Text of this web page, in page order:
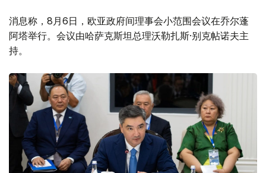
消息称，8月6日，欧亚政府间理事会小范围会议在乔尔蓬
阿塔举行。会议由哈萨克斯坦总理沃勒扎斯·别克帖诺夫主
持。